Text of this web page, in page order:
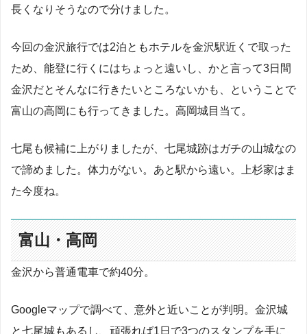
長くなりそうなので分けました。
今回の金沢旅行では2泊ともホテルを金沢駅近くで取った
ため、能登に行くにはちょっと遠いし、かと言って3日間
金沢だとそんなに行きたいところないかも、ということで
富山の高岡にも行ってきました。高岡城目当て。
七尾も候補に上がりましたが、七尾城跡はガチの山城なの
で諦めました。体力がない。あと駅から遠い。上杉家はま
た今度ね。
富山・高岡
金沢から普通電車で約40分。
Googleマップで調べて、意外と近いことが判明。金沢城
と七尾城もあるし、頑張れば1日で3つのスタンプを手に